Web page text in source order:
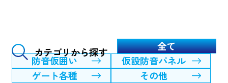
カテゴリから探す
全て
防音仮囲い
仮設防音パネル
ゲート各種
その他